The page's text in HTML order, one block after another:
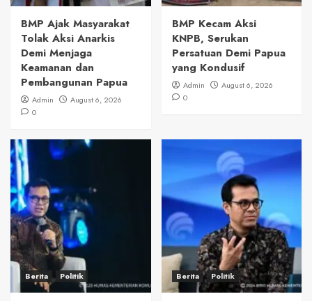
BMP Ajak Masyarakat
Tolak Aksi Anarkis
Demi Menjaga
Keamanan dan
Pembangunan Papua
Admin
August 6, 2026
0
BMP Kecam Aksi
KNPB, Serukan
Persatuan Demi Papua
yang Kondusif
Admin
August 6, 2026
0
Berita Politik Berita Politik